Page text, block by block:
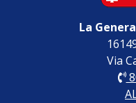
La
Via